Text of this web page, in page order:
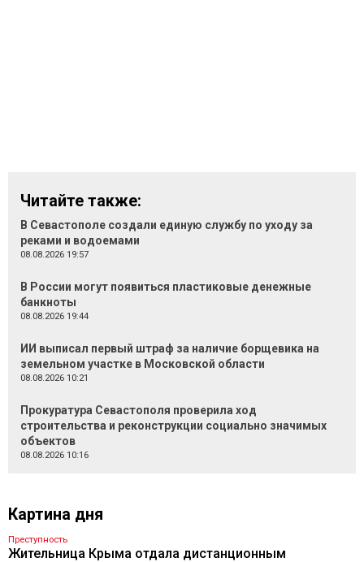
Читайте также:
В Севастополе создали единую службу по уходу за
реками и водоемами
08.08.2026 19:57
В России могут появиться пластиковые денежные
банкноты
08.08.2026 19:44
ИИ выписал первый штраф за наличие борщевика на
земельном участке в Московской области
08.08.2026 10:21
Прокуратура Севастополя проверила ход
строительства и реконструкции социально значимых
объектов
08.08.2026 10:16
Картина дня
Преступность
Жительница Крыма отдала дистанционным